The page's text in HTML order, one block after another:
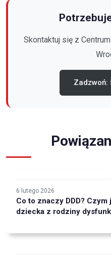
Skontaktuj się z
Zadzwoń:
6 lutego 2026
Co to znaczy DDD?
dziecka z rodziny